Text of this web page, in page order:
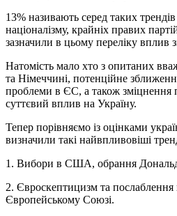
13% називають серед таких
націоналізму, крайніх правих
зазначили в цьому переліку вплив
Натомість мало хто з опитаних
та Німеччині, потенційне
проблеми в ЄС, а також зміцнення
суттєвий вплив на Україну.
Тепер порівняємо із оцінками
визначили такі найвпливовіші
1. Вибори в США, обрання
2. Євроскептицизм та послаблення
Європейському Союзі.